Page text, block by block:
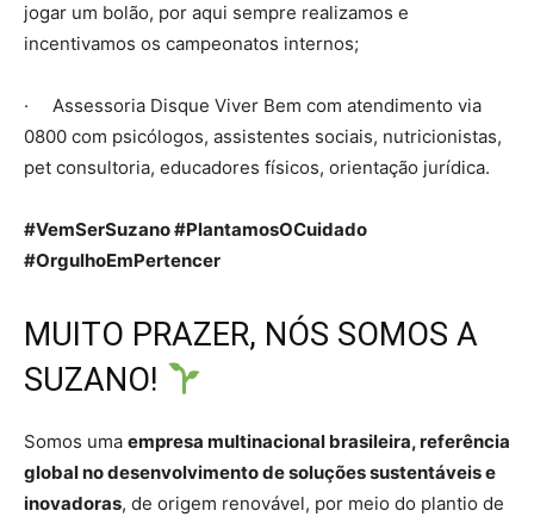
jogar um bolão, por aqui sempre realizamos e
incentivamos os campeonatos internos;
· Assessoria Disque Viver Bem com atendimento via
0800 com psicólogos, assistentes sociais, nutricionistas,
pet consultoria, educadores físicos, orientação jurídica.
#VemSerSuzano #PlantamosOCuidado
#OrgulhoEmPertencer
MUITO PRAZER, NÓS SOMOS A
SUZANO!
Somos uma empresa multinacional brasileira, referência
global no desenvolvimento de soluções sustentáveis e
inovadoras, de origem renovável, por meio do plantio de